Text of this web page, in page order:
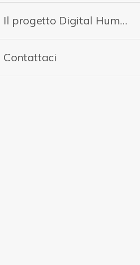
Il progetto Digital Humanities
Contattaci